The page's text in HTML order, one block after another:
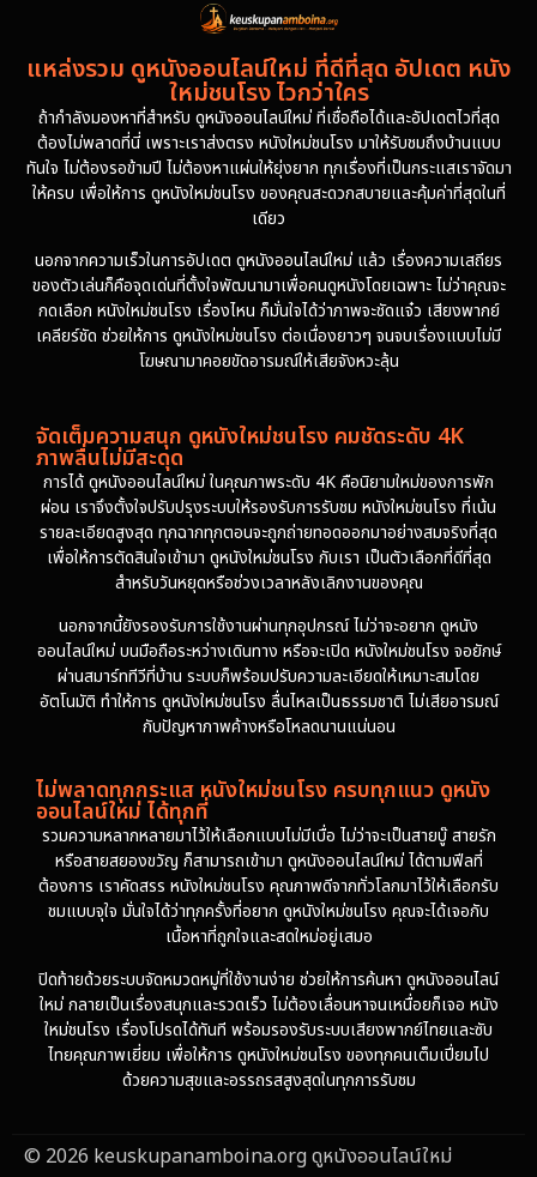
1986
1985
1981
1978
1974
แหล่งรวม ดูหนังออนไลน์ใหม่ ที่ดีที่สุด อัปเดต หนัง
ใหม่ชนโรง ไวกว่าใคร
ถ้ากำลังมองหาที่สำหรับ ดูหนังออนไลน์ใหม่ ที่เชื่อถือได้และอัปเดตไวที่สุด
ต้องไม่พลาดที่นี่ เพราะเราส่งตรง หนังใหม่ชนโรง มาให้รับชมถึงบ้านแบบ
ทันใจ ไม่ต้องรอข้ามปี ไม่ต้องหาแผ่นให้ยุ่งยาก ทุกเรื่องที่เป็นกระแสเราจัดมา
ให้ครบ เพื่อให้การ ดูหนังใหม่ชนโรง ของคุณสะดวกสบายและคุ้มค่าที่สุดในที่
เดียว
นอกจากความเร็วในการอัปเดต ดูหนังออนไลน์ใหม่ แล้ว เรื่องความเสถียร
ของตัวเล่นก็คือจุดเด่นที่ตั้งใจพัฒนามาเพื่อคนดูหนังโดยเฉพาะ ไม่ว่าคุณจะ
กดเลือก หนังใหม่ชนโรง เรื่องไหน ก็มั่นใจได้ว่าภาพจะชัดแจ๋ว เสียงพากย์
เคลียร์ชัด ช่วยให้การ ดูหนังใหม่ชนโรง ต่อเนื่องยาวๆ จนจบเรื่องแบบไม่มี
โฆษณามาคอยขัดอารมณ์ให้เสียจังหวะลุ้น
จัดเต็มความสนุก ดูหนังใหม่ชนโรง คมชัดระดับ 4K
ภาพลื่นไม่มีสะดุด
การได้ ดูหนังออนไลน์ใหม่ ในคุณภาพระดับ 4K คือนิยามใหม่ของการพัก
ผ่อน เราจึงตั้งใจปรับปรุงระบบให้รองรับการรับชม หนังใหม่ชนโรง ที่เน้น
รายละเอียดสูงสุด ทุกฉากทุกตอนจะถูกถ่ายทอดออกมาอย่างสมจริงที่สุด
เพื่อให้การตัดสินใจเข้ามา ดูหนังใหม่ชนโรง กับเรา เป็นตัวเลือกที่ดีที่สุด
สำหรับวันหยุดหรือช่วงเวลาหลังเลิกงานของคุณ
นอกจากนี้ยังรองรับการใช้งานผ่านทุกอุปกรณ์ ไม่ว่าจะอยาก ดูหนัง
ออนไลน์ใหม่ บนมือถือระหว่างเดินทาง หรือจะเปิด หนังใหม่ชนโรง จอยักษ์
ผ่านสมาร์ททีวีที่บ้าน ระบบก็พร้อมปรับความละเอียดให้เหมาะสมโดย
อัตโนมัติ ทำให้การ ดูหนังใหม่ชนโรง ลื่นไหลเป็นธรรมชาติ ไม่เสียอารมณ์
กับปัญหาภาพค้างหรือโหลดนานแน่นอน
ไม่พลาดทุกกระแส หนังใหม่ชนโรง ครบทุกแนว ดูหนัง
ออนไลน์ใหม่ ได้ทุกที่
รวมความหลากหลายมาไว้ให้เลือกแบบไม่มีเบื่อ ไม่ว่าจะเป็นสายบู๊ สายรัก
หรือสายสยองขวัญ ก็สามารถเข้ามา ดูหนังออนไลน์ใหม่ ได้ตามฟีลที่
ต้องการ เราคัดสรร หนังใหม่ชนโรง คุณภาพดีจากทั่วโลกมาไว้ให้เลือกรับ
ชมแบบจุใจ มั่นใจได้ว่าทุกครั้งที่อยาก ดูหนังใหม่ชนโรง คุณจะได้เจอกับ
เนื้อหาที่ถูกใจและสดใหม่อยู่เสมอ
ปิดท้ายด้วยระบบจัดหมวดหมู่ที่ใช้งานง่าย ช่วยให้การค้นหา ดูหนังออนไลน์
ใหม่ กลายเป็นเรื่องสนุกและรวดเร็ว ไม่ต้องเลื่อนหาจนเหนื่อยก็เจอ หนัง
ใหม่ชนโรง เรื่องโปรดได้ทันที พร้อมรองรับระบบเสียงพากย์ไทยและซับ
ไทยคุณภาพเยี่ยม เพื่อให้การ ดูหนังใหม่ชนโรง ของทุกคนเต็มเปี่ยมไป
ด้วยความสุขและอรรถรสสูงสุดในทุกการรับชม
© 2026 keuskupanamboina.org ดูหนังออนไลน์ใหม่